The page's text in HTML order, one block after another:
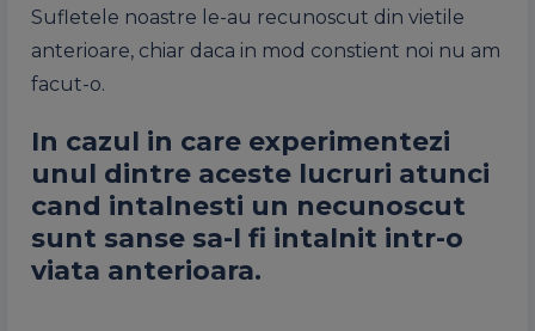
Sufletele noastre le-au recunoscut din vietile
anterioare, chiar daca in mod constient noi nu am
facut-o.
In cazul in care experimentezi
unul dintre aceste lucruri atunci
cand intalnesti un necunoscut
sunt sanse sa-l fi intalnit intr-o
viata anterioara.